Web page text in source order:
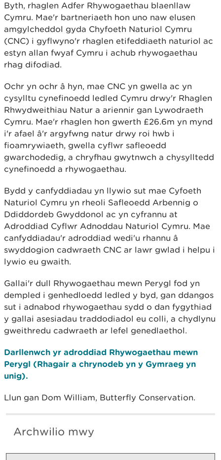
Byth, rhaglen Adfer Rhywogaethau blaenllaw
Cymru. Mae'r bartneriaeth hon uno naw elusen
amgylcheddol gyda Chyfoeth Naturiol Cymru
(CNC) i gyflwyno'r rhaglen etifeddiaeth naturiol ac
estyn allan fwyaf Cymru i achub rhywogaethau
rhag difodiad.
Ochr yn ochr â hyn, mae CNC yn gwella ac yn
cysylltu cynefinoedd ledled Cymru drwy'r Rhaglen
Rhwydweithiau Natur a ariennir gan Lywodraeth
Cymru. Mae'r rhaglen hon gwerth £26.6m yn mynd
i'r afael â'r argyfwng natur drwy roi hwb i
fioamrywiaeth, gwella cyflwr safleoedd
gwarchodedig, a chryfhau gwytnwch a chysylltedd
cynefinoedd a rhywogaethau.
Bydd y canfyddiadau yn llywio sut mae Cyfoeth
Naturiol Cymru yn rheoli Safleoedd Arbennig o
Ddiddordeb Gwyddonol ac yn cyfrannu at
Adroddiad Cyflwr Adnoddau Naturiol Cymru. Mae
canfyddiadau'r adroddiad wedi'u rhannu â
swyddogion cadwraeth CNC ar lawr gwlad i helpu i
lywio eu gwaith.
Gallai'r dull Rhywogaethau mewn Perygl fod yn
dempled i genhedloedd ledled y byd, gan ddangos
sut i adnabod rhywogaethau sydd o dan fygythiad
y gallai asesiadau traddodiadol eu colli, a chydlynu
gweithredu cadwraeth ar lefel genedlaethol.
Darllenwch yr adroddiad Rhywogaethau mewn
Perygl (Rhagair a chrynodeb yn y Gymraeg yn
unig).
Llun gan Dom William, Butterfly Conservation.
Archwilio mwy